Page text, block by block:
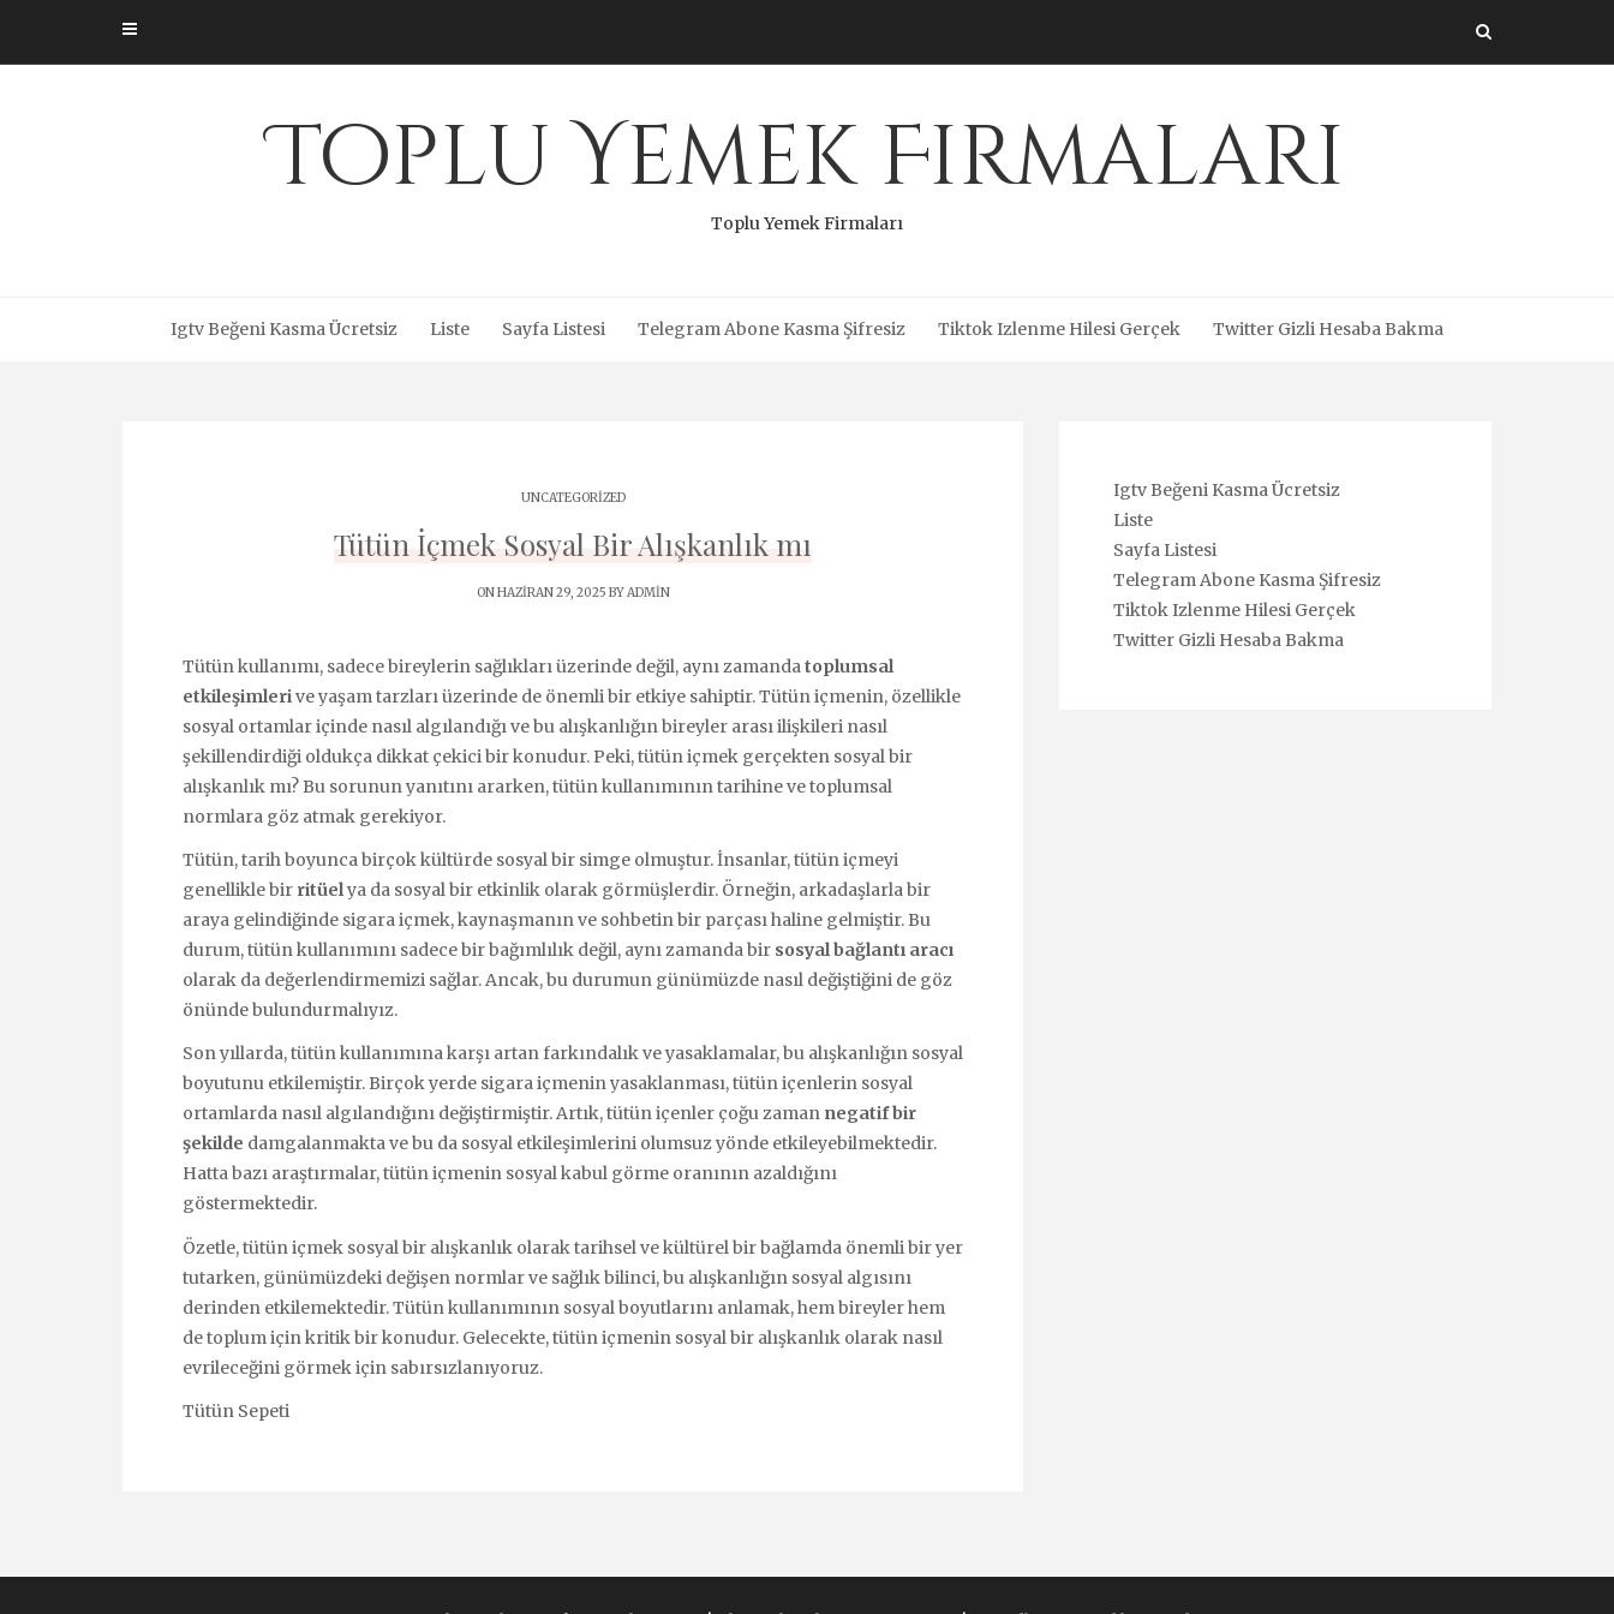
content
Toplu Yemek Firmaları
Toplu Yemek Firmaları
Igtv Beğeni Kasma Ücretsiz Liste Sayfa Listesi Telegram Abone Kasma Şifresiz Tiktok Izlenme Hilesi Gerçek Twitter Gizli Hesaba Bakma
UNCATEGORIZED
Tütün İçmek Sosyal Bir Alışkanlık mı
ON HAZIRAN 29, 2025 BYADMIN
Tütün kullanımı, sadece bireylerin sağlıkları üzerinde değil, aynı zamandatoplumsal
etkileşimlerive yaşam tarzları üzerinde de önemli bir etkiye sahiptir. Tütün içmenin, özellikle
sosyal ortamlar içinde nasıl algılandığı ve bu alışkanlığın bireyler arası ilişkileri nasıl
şekillendirdiği oldukça dikkat çekici bir konudur. Peki, tütün içmek gerçekten sosyal bir
alışkanlık mı? Bu sorunun yanıtını ararken, tütün kullanımının tarihine ve toplumsal
normlara göz atmak gerekiyor.
Tütün, tarih boyunca birçok kültürde sosyal bir simge olmuştur. İnsanlar, tütün içmeyi
genellikle bir ritüelya da sosyal bir etkinlik olarak görmüşlerdir. Örneğin, arkadaşlarla bir
araya gelindiğinde sigara içmek, kaynaşmanın ve sohbetin bir parçası haline gelmiştir. Bu
durum, tütün kullanımını sadece bir bağımlılık değil, aynı zamanda bir sosyal bağlantı aracı
olarak da değerlendirmemizi sağlar. Ancak, bu durumun günümüzde nasıl değiştiğini de göz
önünde bulundurmalıyız.
Son yıllarda, tütün kullanımına karşı artan farkındalık ve yasaklamalar, bu alışkanlığın sosyal
boyutunu etkilemiştir. Birçok yerde sigara içmenin yasaklanması, tütün içenlerin sosyal
ortamlarda nasıl algılandığını değiştirmiştir. Artık, tütün içenler çoğu zaman negatif bir
şekilde damgalanmakta ve bu da sosyal etkileşimlerini olumsuz yönde etkileyebilmektedir.
Hatta bazı araştırmalar, tütün içmenin sosyal kabul görme oranının azaldığını
göstermektedir.
Özetle, tütün içmek sosyal bir alışkanlık olarak tarihsel ve kültürel bir bağlamda önemli bir yer
tutarken, günümüzdeki değişen normlar ve sağlık bilinci, bu alışkanlığın sosyal algısını
derinden etkilemektedir. Tütün kullanımının sosyal boyutlarını anlamak, hem bireyler hem
de toplum için kritik bir konudur. Gelecekte, tütün içmenin sosyal bir alışkanlık olarak nasıl
evrileceğini görmek için sabırsızlanıyoruz.
Tütün Sepeti
Igtv Beğeni Kasma Ücretsiz
Liste
Sayfa Listesi
Telegram Abone Kasma Şifresiz
Tiktok Izlenme Hilesi Gerçek
Twitter Gizli Hesaba Bakma